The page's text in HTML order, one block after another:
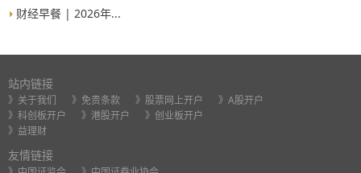
财经早餐 | 2026年...
站内链接
》关于我们 》免责条款 》股票网上开户
》A股开户
》科创板开户
》港股开户
》创业板开户
》益理财
友情链接